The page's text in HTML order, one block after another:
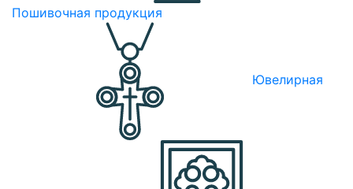
Пошивочная продукция
Ювелирная